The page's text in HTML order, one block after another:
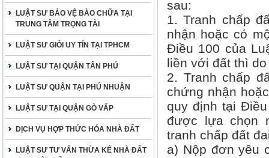
LUẬT SƯ BẢO VỆ BÀO CHỮA TẠI
TRUNG TÂM TRỌNG TÀI
LUẬT SƯ GIỎI UY TÍN TẠI TPHCM
LUẬT SƯ TẠI QUẬN TÂN PHÚ
LUẬT SƯ QUẬN TẠI PHÚ NHUẬN
LUẬT SƯ TẠI QUẬN GÒ VẤP
DỊCH VỤ HỢP THỨC HÓA NHÀ ĐẤT
LUẬT SƯ TƯ VẤN THỪA KẾ NHÀ ĐẤT
sau:
1. Tranh chấp
nhận hoặc có
Điều 100 của
liền với đất thì
2. Tranh chấp
chứng nhận
quy định tại
được lựa chọn
tranh chấp đất
a) Nộp đơn yêu